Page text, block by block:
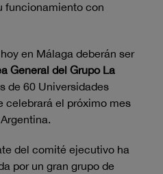
funcionamiento con
en Málaga deberán ser
General del Grupo La
de 60 Universidades
celebrará el próximo mes
del comité ejecutivo ha
por un gran grupo de